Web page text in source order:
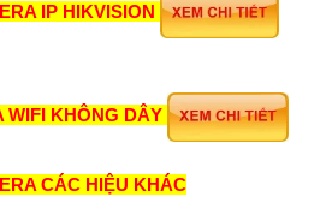
IP HIKVISION
WIFI KHÔNG DÂY
CÁC HIỆU KHÁC